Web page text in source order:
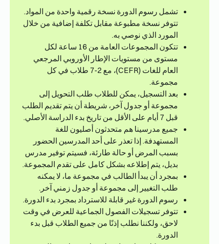
تشمل رسوم الدورة نسخة رقمية واحدة من المواد.
تتوفر نسخة مطبوعة مقابل تكلفة إضافية من خلال
المورد الذي نوصي به.
تتكون المجموعات العامة من 16 ساعة لكل
مستوى من مستويات الإطار الأوروبي المرجعي
العام للغات (CEFR)، مع 2-7 طلاب في كل
مجموعة.
بعد التسجيل، يمكن للطلاب طلب التحويل إلى
مجموعة أو جدول آخر، شريطة أن يتم تقديم الطلب
قبل 7 أيام على الأقل من تاريخ بدء الدراسة الأصلي.
جميع مدرسينا هم متحدثون أصليون للغة
المستهدفة. إذا تعذر على أحد المدرسين الحضور
بسبب المرض أو حالة طارئة، فسيتم توفير مدرس
بديل، يتم إطلاعه بشكل كامل على تقدم المجموعة.
بمجرد أن يبدأ الطالب في مجموعة ما، لا يمكنه
طلب التغيير إلى مجموعة أو جدول زمني آخر.
رسوم الدورة غير قابلة للاسترداد بمجرد بدء الدورة.
تتوفر تسجيلات الفصول الجماعية للعرض في وقت
لاحق، ولكننا نطلب إذنًا من جميع الطلاب قبل بدء
الدورة.